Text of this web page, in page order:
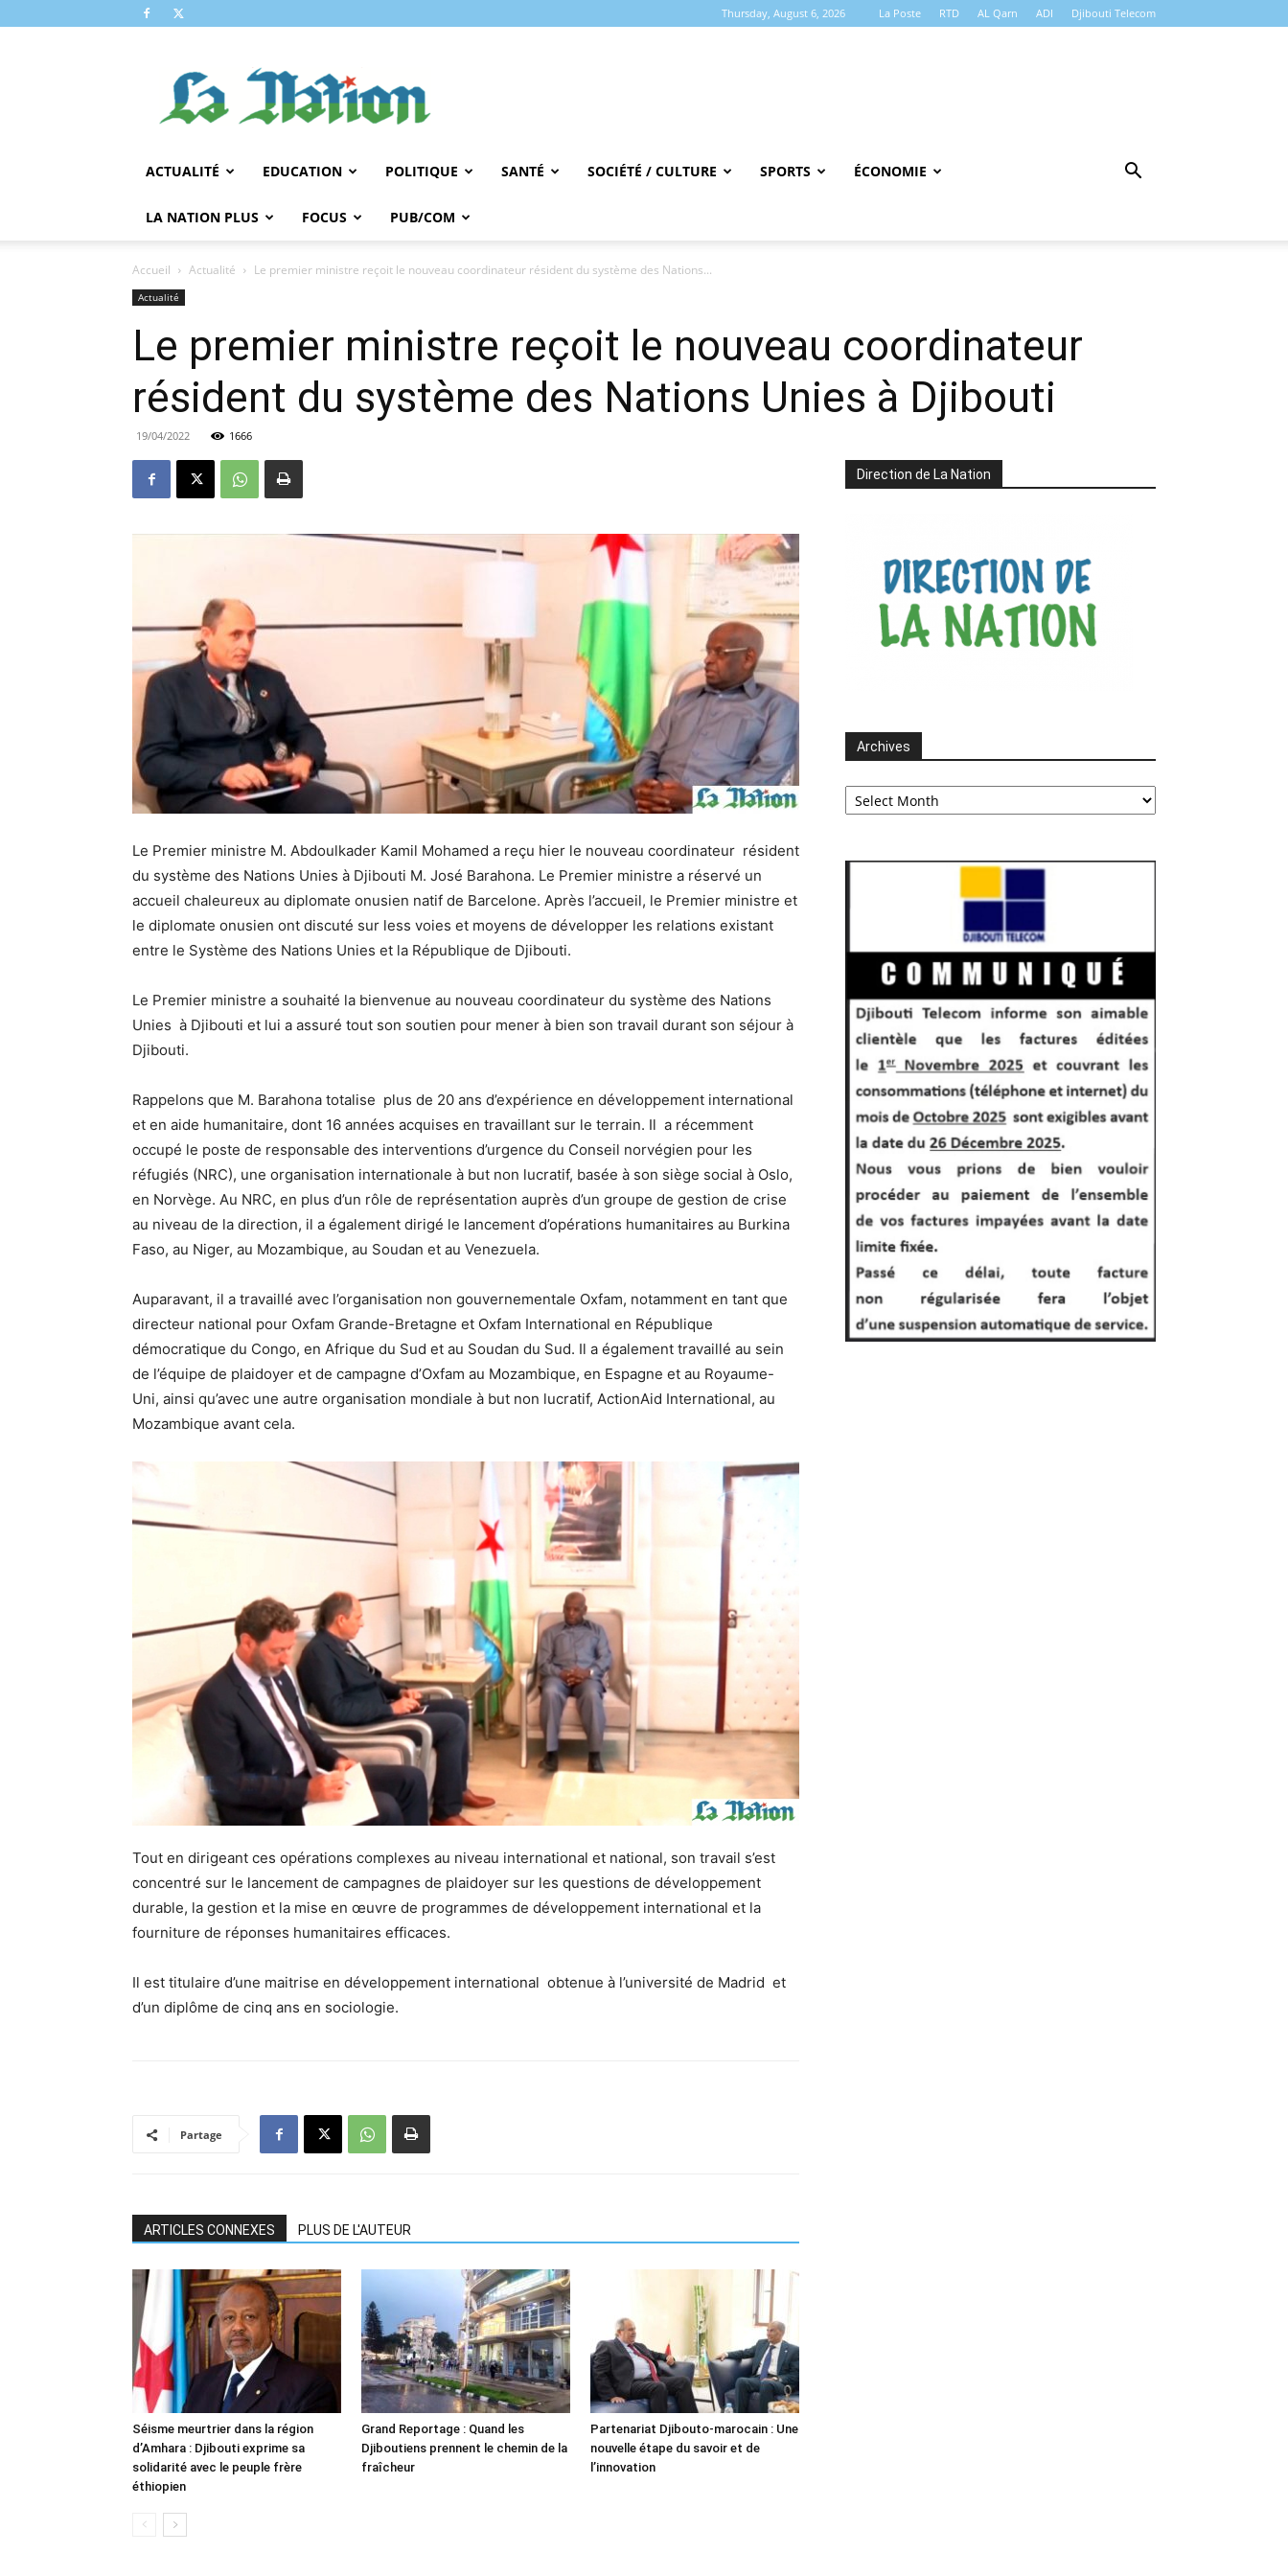
Thursday, August 6, 2026 La Poste RTD AL Qarn ADI Djibouti Telecom
NATION
ACTUALITÉ EDUCATION POLITIQUE SANTÉ SOCIÉTÉ / CULTURE SPORTS ÉCONOMIE
LA NATION PLUS FOCUS PUB/COM
Accueil Actualité Le premier ministre reçoit le nouveau coordinateur résident du système des Nations...
Actualité
Le premier ministre reçoit le nouveau coordinateur
résident du système des Nations Unies à Djibouti
19/04/2022 1666
Le Premier ministre M. Abdoulkader Kamil Mohamed a reçu hier le nouveau coordinateur résident
du système des Nations Unies à Djibouti M. José Barahona. Le Premier ministre a réservé un
accueil chaleureux au diplomate onusien natif de Barcelone. Après l’accueil, le Premier ministre et
le diplomate onusien ont discuté sur less voies et moyens de développer les relations existant
entre le Système des Nations Unies et la République de Djibouti.
Le Premier ministre a souhaité la bienvenue au nouveau coordinateur du système des Nations
Unies à Djibouti et lui a assuré tout son soutien pour mener à bien son travail durant son séjour à
Djibouti.
Rappelons que M. Barahona totalise plus de 20 ans d’expérience en développement international
et en aide humanitaire, dont 16 années acquises en travaillant sur le terrain. Il a récemment
occupé le poste de responsable des interventions d’urgence du Conseil norvégien pour les
réfugiés (NRC), une organisation internationale à but non lucratif, basée à son siège social à Oslo,
en Norvège. Au NRC, en plus d’un rôle de représentation auprès d’un groupe de gestion de crise
au niveau de la direction, il a également dirigé le lancement d’opérations humanitaires au Burkina
Faso, au Niger, au Mozambique, au Soudan et au Venezuela.
Auparavant, il a travaillé avec l’organisation non gouvernementale Oxfam, notamment en tant que
directeur national pour Oxfam Grande-Bretagne et Oxfam International en République
démocratique du Congo, en Afrique du Sud et au Soudan du Sud. Il a également travaillé au sein
de l’équipe de plaidoyer et de campagne d’Oxfam au Mozambique, en Espagne et au Royaume-
Uni, ainsi qu’avec une autre organisation mondiale à but non lucratif, ActionAid International, au
Mozambique avant cela.
Tout en dirigeant ces opérations complexes au niveau international et national, son travail s’est
concentré sur le lancement de campagnes de plaidoyer sur les questions de développement
durable, la gestion et la mise en œuvre de programmes de développement international et la
fourniture de réponses humanitaires efficaces.
Il est titulaire d’une maitrise en développement international obtenue à l’université de Madrid et
d’un diplôme de cinq ans en sociologie.
Partage
ARTICLES CONNEXES PLUS DE L'AUTEUR
Séisme meurtrier dans la région
d’Amhara : Djibouti exprime sa
solidarité avec le peuple frère
éthiopien
Grand Reportage : Quand les
Djiboutiens prennent le chemin de la
fraîcheur
Partenariat Djibouto-marocain : Une
nouvelle étape du savoir et de
l’innovation
Direction de La Nation
Archives
Archives